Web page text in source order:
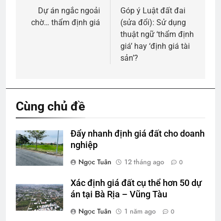
hướng
Dự án ngắc ngoải
chờ… thẩm định giá
Góp ý Luật đất đai
(sửa đổi): Sử dụng
thuật ngữ ‘thẩm định
giá’ hay ‘định giá tài
sản’?
Cùng chủ đề
Đẩy nhanh định giá đất cho doanh
nghiệp
Ngọc Tuân
12 tháng ago 0
Xác định giá đất cụ thể hơn 50 dự
án tại Bà Rịa – Vũng Tàu
Ngọc Tuân
1 năm ago 0